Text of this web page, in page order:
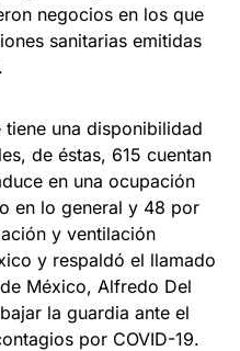
negocios en los que
sanitarias emitidas
una disponibilidad
de éstas, 615 cuentan
en una ocupación
en lo general y 48 por
y ventilación
y respaldó el llamado
México, Alfredo Del
la guardia ante el
por COVID-19.